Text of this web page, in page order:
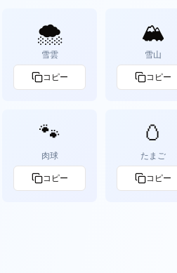
🌨️
雪雲
コピー
🏔️
雪山
コピー
🐾
肉球
コピー
🥚
たまご
コピー